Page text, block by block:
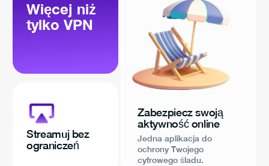
Więcej niż
tylko VPN
Streamuj bez
ograniczeń
Zabezpiecz swoją
aktywność online
Jedna aplikacja do
ochrony Twojego
cyfrowego śladu.